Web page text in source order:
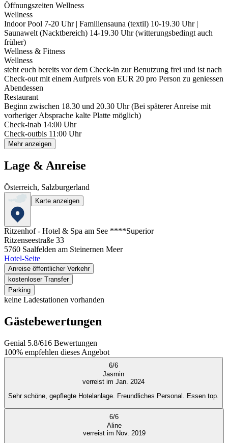
Öffnungszeiten Wellness
Wellness
Indoor Pool 7-20 Uhr | Familiensauna (textil) 10-19.30 Uhr |
Saunawelt (Nacktbereich) 14-19.30 Uhr (witterungsbedingt auch
früher)
Wellness & Fitness
Wellness
steht euch bereits vor dem Check-in zur Benutzung frei und ist nach
Check-out mit einem Aufpreis von EUR 20 pro Person zu geniessen
Abendessen
Restaurant
Beginn zwischen 18.30 und 20.30 Uhr (Bei späterer Anreise mit
vorheriger Absprache kalte Platte möglich)
Check-inab 14:00 Uhr
Check-outbis 11:00 Uhr
Mehr anzeigen
Lage & Anreise
Österreich, Salzburgerland
Karte anzeigen
Ritzenhof - Hotel & Spa am See ****Superior
Ritzenseestraße 33
5760 Saalfelden am Steinernen Meer
Hotel-Seite
Anreise öffentlicher Verkehr
kostenloser Transfer
Parking
keine Ladestationen vorhanden
Gästebewertungen
Genial 5.8/616 Bewertungen
100% empfehlen dieses Angebot
6/6
Jasmin
verreist im Jan. 2024
Sehr schöne, gepflegte Hotelanlage. Freundliches Personal. Essen top.
6/6
Aline
verreist im Nov. 2019